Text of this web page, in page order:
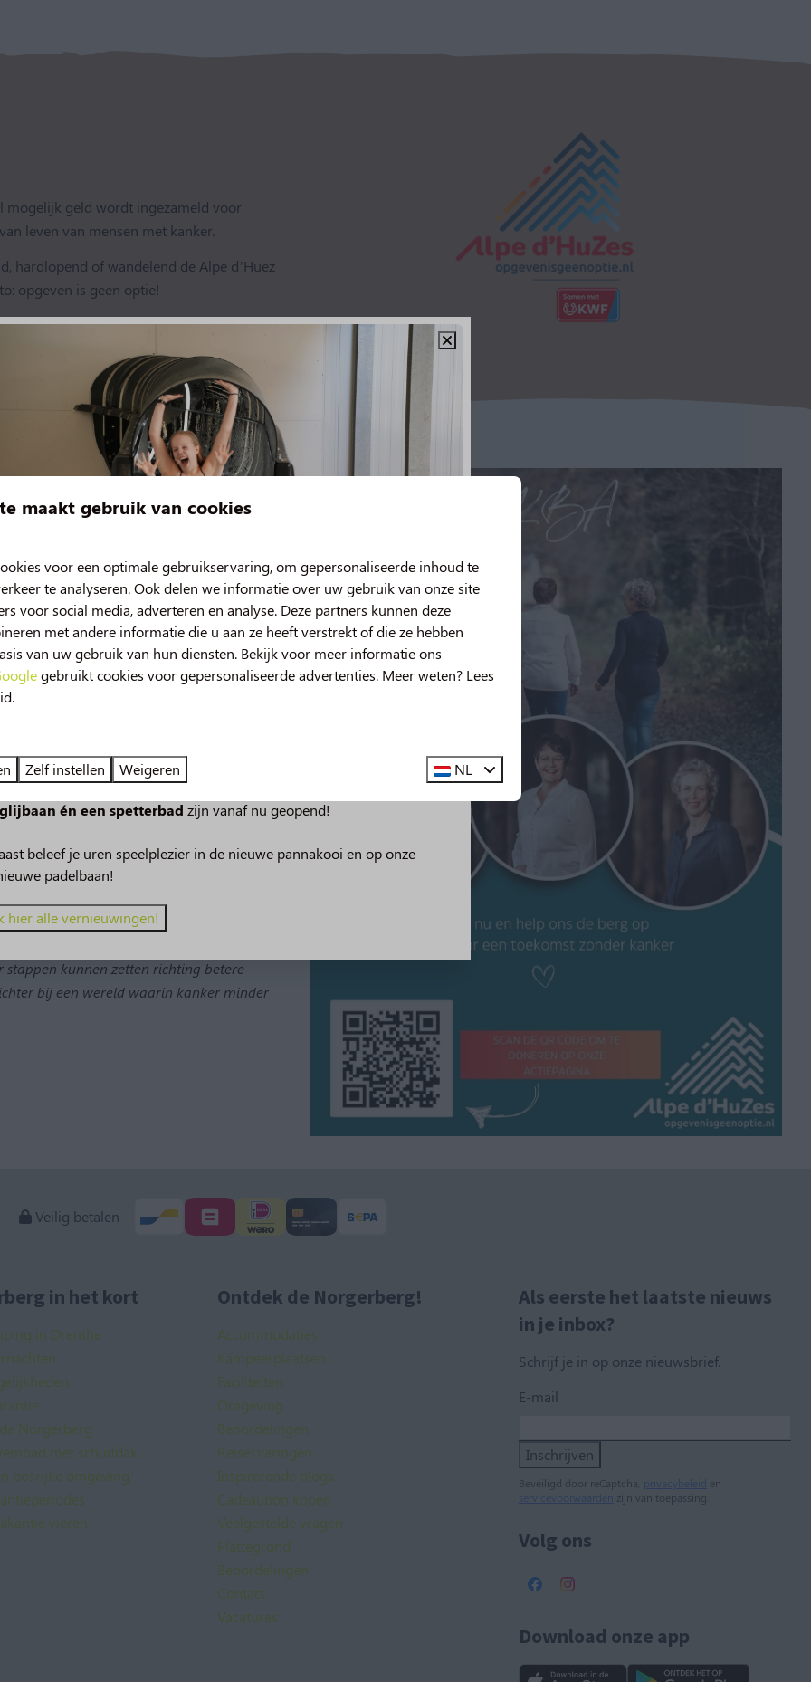
mogelijk geld wordt ingezameld voor
leven van mensen met kanker.
hardlopend of wandelend de Alpe d’Huez
opgeven is geen optie!
ook meerdere malen te maken gehad
doel, voelen wij de behoefte om ons
doel.
zoveel mogelijk geld op te halen voor de
verschil te maken in de strijd tegen kanker.
om hoop te geven aan iedereen die met
Maar we zien ook dat
drijft ons om ons in te zetten voor betere
ons de kracht om door te zetten, stap
kunnen zetten richting betere
bij een wereld waarin kanker minder
Veilig betalen
in het kort
in Drenthe
Norgerberg
met schuifdak
bosrijke omgeving
vieren
Ontdek de Norgerberg!
Accommodaties
Kampeerplaatsen
Faciliteiten
Omgeving
Beoordelingen
Reiservaringen
Inspirerende blogs
Cadeaubon kopen
Veelgestelde vragen
Plattegrond
Beoordelingen
Contact
Vacatures
Als eerste het laatste nieuws
in je inbox?
Schrijf je in op onze nieuwsbrief.
E-mail
Inschrijven
Beveiligd door reCaptcha, privacybeleid en
servicevoorwaarden zijn van toepassing.
Volg ons
Download onze app
zomer beleef je nog meer vakantieplezier op de Norgerberg!
van spetterplezier in het zwembad, onze nieuwe
én een spetterbad zijn vanaf nu geopend!
beleef je uren speelplezier in de nieuwe pannakooi en op onze
padelbaan!
hier alle vernieuwingen!
maakt gebruik van cookies
voor een optimale gebruikservaring, om gepersonaliseerde inhoud te
te analyseren. Ook delen we informatie over uw gebruik van onze site
voor social media, adverteren en analyse. Deze partners kunnen deze
met andere informatie die u aan ze heeft verstrekt of die ze hebben
van uw gebruik van hun diensten. Bekijk voor meer informatie ons
gebruikt cookies voor gepersonaliseerde advertenties. Meer weten? Lees
Zelf instellen Weigeren NL